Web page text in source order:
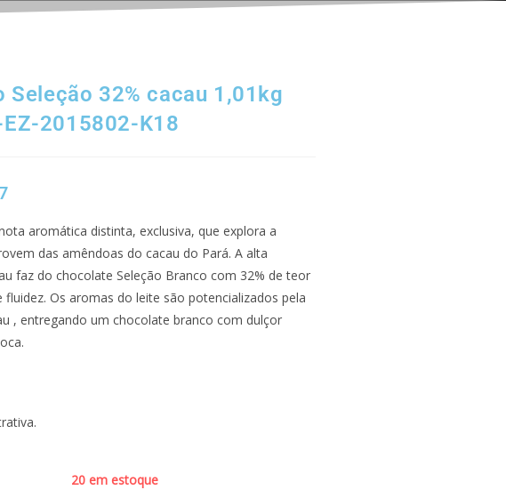
Seleção 32% cacau 1,01kg
EZ-2015802-K18
aromática distinta, exclusiva, que explora a
das amêndoas do cacau do Pará. A alta
faz do chocolate Seleção Branco com 32% de teor
Os aromas do leite são potencializados pela
, entregando um chocolate branco com dulçor
20 em estoque